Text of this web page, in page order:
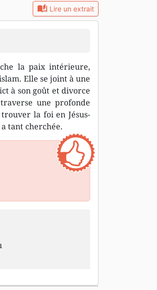
auto_stories Lire un extrait
la paix intérieure,
Elle se joint à une
à son goût et divorce
une profonde
la foi en Jésus-
tant cherchée.